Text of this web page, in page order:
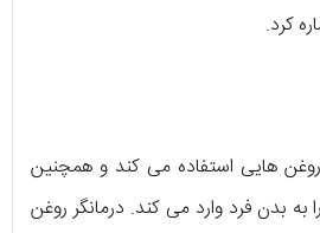
کرد.
روغن هایی استفاده می کند و همچنین
به بدن فرد وارد می کند. درمانگر روغن